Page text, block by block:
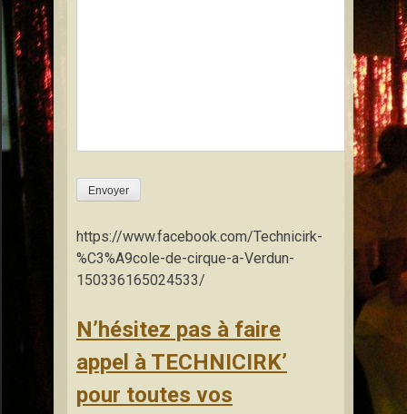
Envoyer
https://www.facebook.com/Technicirk-
%C3%A9cole-de-cirque-a-Verdun-
150336165024533/
N’hésitez pas à faire
appel à TECHNICIRK’
pour toutes vos